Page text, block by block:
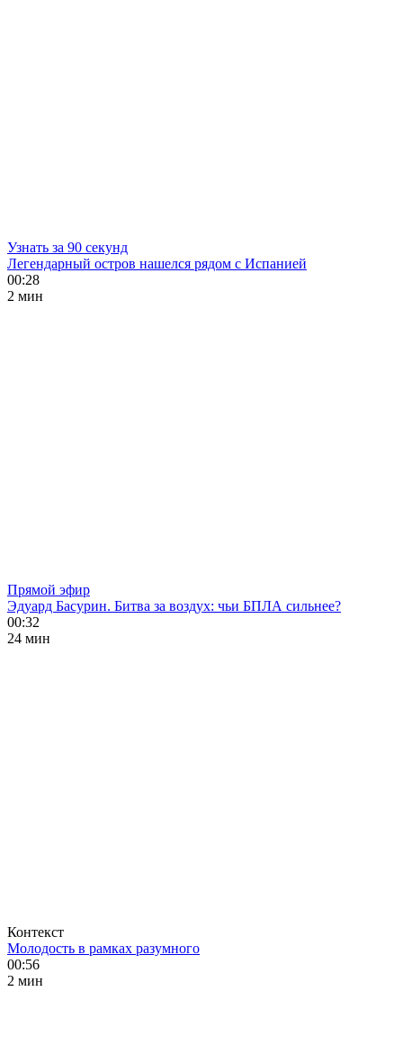
Узнать за 90 секунд
Легендарный остров нашелся рядом с Испанией
00:28
2 мин
Прямой эфир
Эдуард Басурин. Битва за воздух: чьи БПЛА сильнее?
00:32
24 мин
Контекст
Молодость в рамках разумного
00:56
2 мин